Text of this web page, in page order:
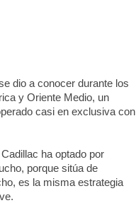
dio a conocer durante los
y Oriente Medio, un
casi en exclusiva con
ha optado por
porque sitúa de
es la misma estrategia